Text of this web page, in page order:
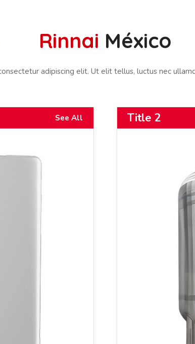
Rinnai México
adipiscing elit. Ut elit tellus, luctus nec
See All Title 2